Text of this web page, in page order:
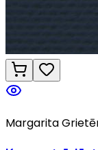
Margarita